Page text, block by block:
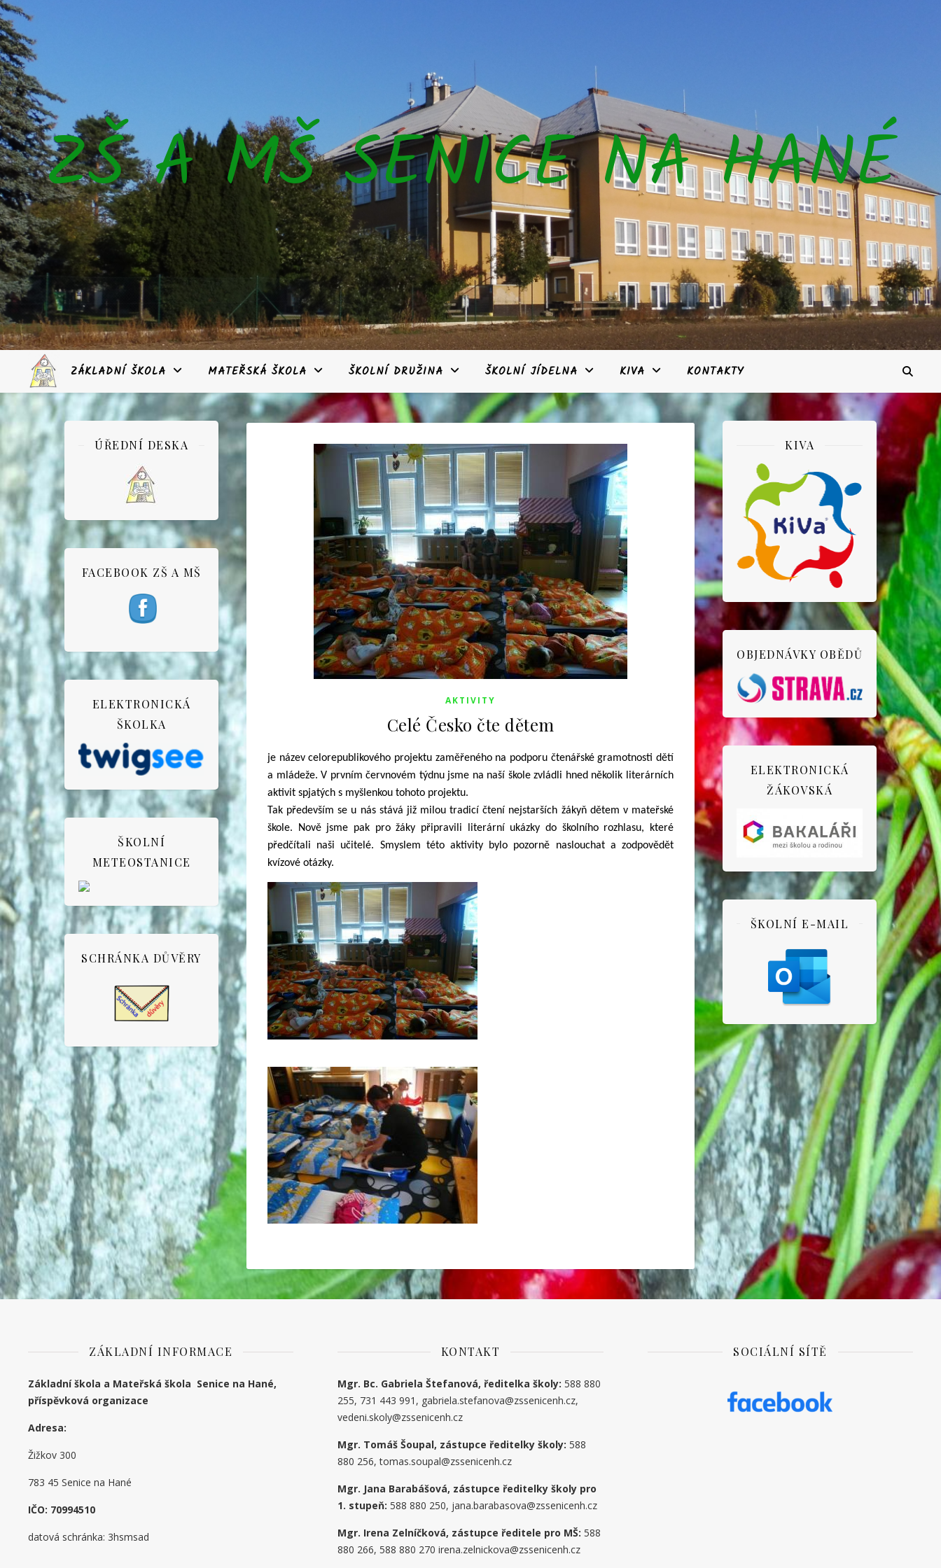
ZŠ A MŠ SENICE NA HANÉ
ZÁKLADNÍ ŠKOLA MATEŘSKÁ ŠKOLA ŠKOLNÍ DRUŽINA ŠKOLNÍ JÍDELNA KIVA KONTAKTY
ÚŘEDNÍ DESKA
FACEBOOK ZŠ A MŠ
ELEKTRONICKÁ
ŠKOLKA
ŠKOLNÍ
METEOSTANICE
SCHRÁNKA DŮVĚRY
AKTIVITY
Celé Česko čte dětem
je název celorepublikového projektu zaměřeného na podporu čtenářské gramotnosti dětí
a mládeže. V prvním červnovém týdnu jsme na naší škole zvládli hned několik literárních
aktivit spjatých s myšlenkou tohoto projektu.
Tak především se u nás stává již milou tradicí čtení nejstarších žákyň dětem v mateřské
škole. Nově jsme pak pro žáky připravili literární ukázky do školního rozhlasu, které
předčítali naši učitelé. Smyslem této aktivity bylo pozorně naslouchat a zodpovědět
kvízové otázky.
KIVA
OBJEDNÁVKY OBĚDŮ
ELEKTRONICKÁ
ŽÁKOVSKÁ
ŠKOLNÍ E-MAIL
ZÁKLADNÍ INFORMACE
Základní škola a Mateřská škola Senice na Hané,
příspěvková organizace
Adresa:
Žižkov 300
783 45 Senice na Hané
IČO: 70994510
datová schránka: 3hsmsad
KONTAKT
Mgr. Bc. Gabriela Štefanová, ředitelka školy: 588 880
255, 731 443 991, gabriela.stefanova@zssenicenh.cz,
vedeni.skoly@zssenicenh.cz
Mgr. Tomáš Šoupal, zástupce ředitelky školy: 588
880 256, tomas.soupal@zssenicenh.cz
Mgr. Jana Barabášová, zástupce ředitelky školy pro
1. stupeň: 588 880 250, jana.barabasova@zssenicenh.cz
Mgr. Irena Zelníčková, zástupce ředitele pro MŠ:588
880 266, 588 880 270 irena.zelnickova@zssenicenh.cz
SOCIÁLNÍ SÍTĚ